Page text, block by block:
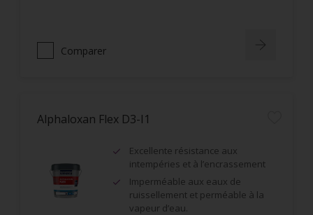
Comparer
Alphaloxan Flex D3-I1
Excellente résistance aux
intempéries et à l’encrassement
Imperméable aux eaux de
ruissellement et perméable à la
vapeur d’eau.